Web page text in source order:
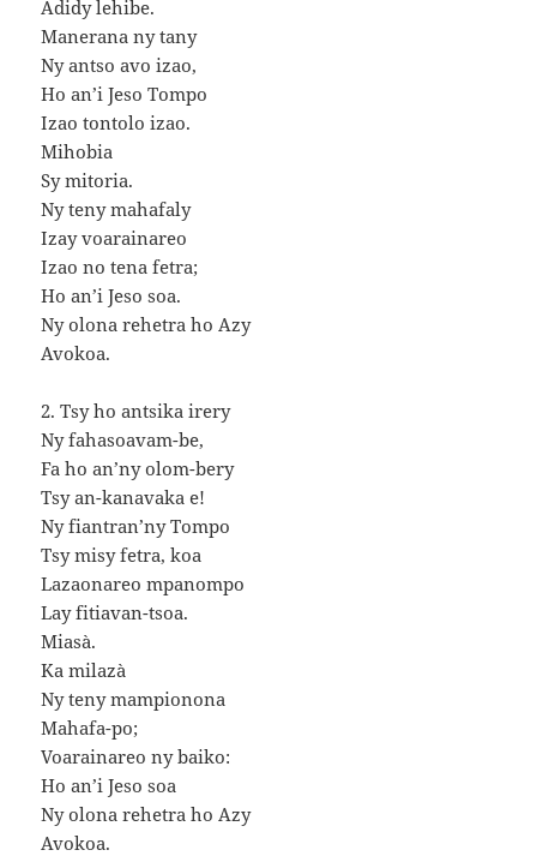
Adidy lehibe.
Manerana ny tany
Ny antso avo izao,
Ho an’i Jeso Tompo
Izao tontolo izao.
Mihobia
Sy mitoria.
Ny teny mahafaly
Izay voarainareo
Izao no tena fetra;
Ho an’i Jeso soa.
Ny olona rehetra ho Azy
Avokoa.
2. Tsy ho antsika irery
Ny fahasoavam-be,
Fa ho an’ny olom-bery
Tsy an-kanavaka e!
Ny fiantran’ny Tompo
Tsy misy fetra, koa
Lazaonareo mpanompo
Lay fitiavan-tsoa.
Miasà.
Ka milazà
Ny teny mampionona
Mahafa-po;
Voarainareo ny baiko:
Ho an’i Jeso soa
Ny olona rehetra ho Azy
Avokoa.